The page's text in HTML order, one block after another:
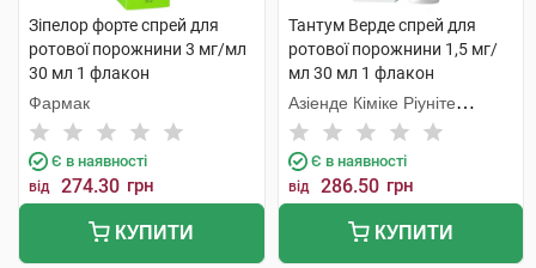
Зіпелор форте спрей для
ротової порожнини 3 мг/мл
30 мл 1 флакон
Фармак
Є в наявності
від 274.30 грн
КУПИТИ
Тантум Верде спрей для
ротової порожнини 1,5 мг/
мл 30 мл 1 флакон
Азіенде Кіміке Ріуніте
Анжеліні Франческо
Є в наявності
від 286.50 грн
КУПИТИ